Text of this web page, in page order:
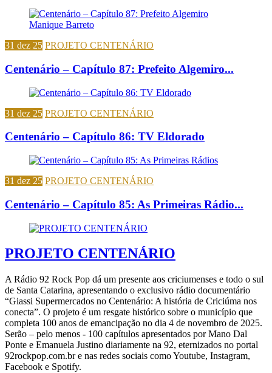
31 dez 25 PROJETO CENTENÁRIO
Centenário – Capítulo 87: Prefeito Algemiro...
31 dez 25 PROJETO CENTENÁRIO
Centenário – Capítulo 86: TV Eldorado
31 dez 25 PROJETO CENTENÁRIO
Centenário – Capítulo 85: As Primeiras Rádio...
PROJETO CENTENÁRIO
A Rádio 92 Rock Pop dá um presente aos criciumenses e todo o sul
de Santa Catarina, apresentando o exclusivo rádio documentário
“Giassi Supermercados no Centenário: A história de Criciúma nos
conecta”. O projeto é um resgate histórico sobre o município que
completa 100 anos de emancipação no dia 4 de novembro de 2025.
Serão – pelo menos - 100 capítulos apresentados por Mano Dal
Ponte e Emanuela Justino diariamente na 92, eternizados no portal
92rockpop.com.br e nas redes sociais como Youtube, Instagram,
Facebook e Spotify.